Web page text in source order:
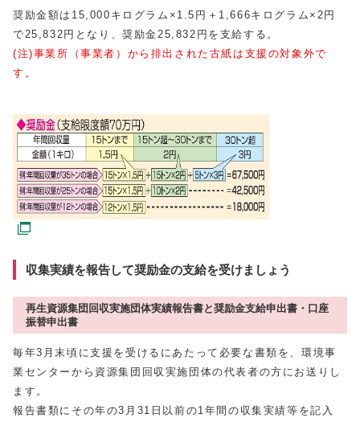
奨励金額は15,000キログラム×1.5円＋1,666キログラム×2円
で25,832円となり、奨励金25,832円を支給する。
(注)事業所（事業者）から排出された古紙は支援の対象外で
す。
収集実績を報告して奨励金の支給を受けましょう
再生資源集団回収実施団体実績報告書と奨励金支給申出書・口座
振替申出書
毎年3月末頃に支援を受けるにあたって必要な書類を、環境事
業センターから資源集団回収実施団体の代表者の方にお送りし
ます。
報告書類にその年の3月31日以前の1年間の収集実績等を記入